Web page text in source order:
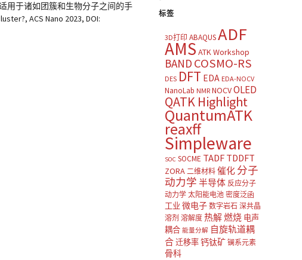
用于诸如团簇和生物分子之间的手
ACS Nano 2023, DOI:
标签
3D打印 ABAQUSADF
AMS ATK Workshop
BAND COSMO-RS
DES DFT EDA EDA-NOCV
NanoLab NMR NOCVOLED
QATK Highlight
QuantumATK
reaxff
Simpleware
SOC SOCME TADF TDDFT
ZORA 二维材料 催化 分子
动力学 半导体 反应分子
动力学 太阳能电池 密度泛函
工业 微电子 数字岩石 深共晶
溶剂 溶解度 热解燃烧 电声
耦合 能量分解 自旋轨道耦
合迁移率钙钛矿 镧系元素
骨科